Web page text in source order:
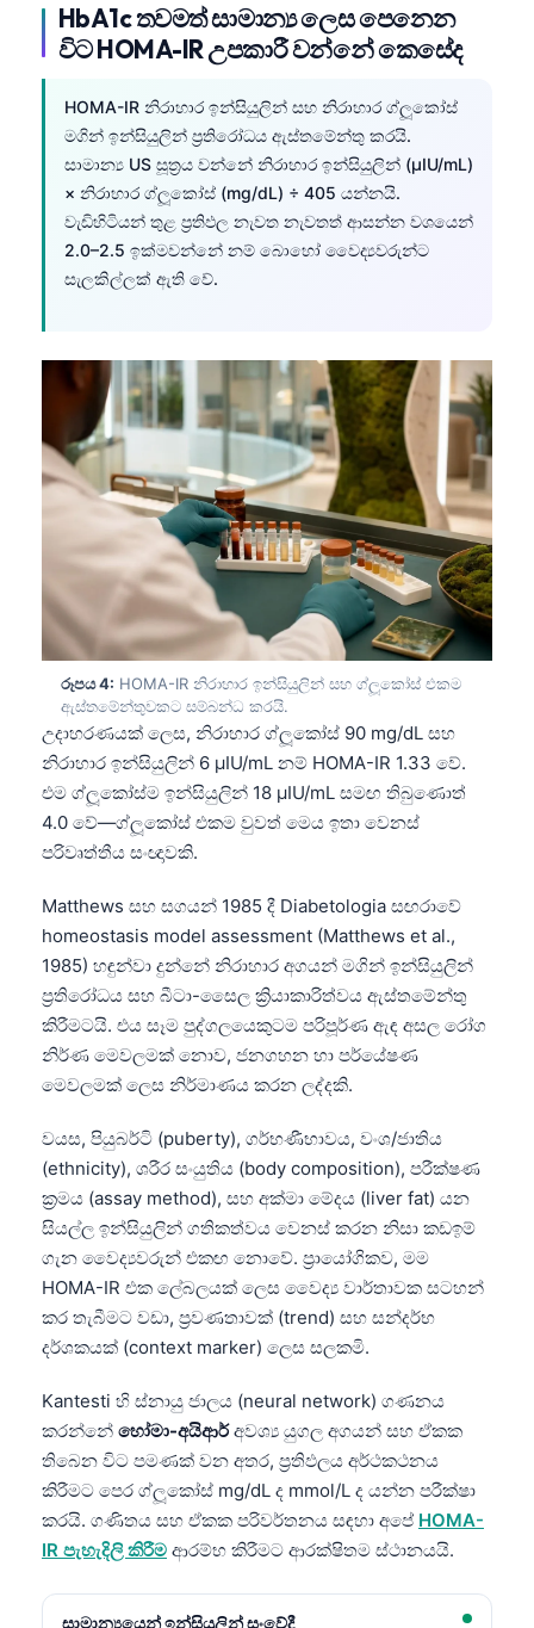
HbA1c තවමත් සාමාන්‍ය ලෙස පෙනෙන
විට HOMA-IR උපකාරී වන්නේ කෙසේද
HOMA-IR නිරාහාර ඉන්සියුලින් සහ නිරාහාර ග්ලූකෝස්
මගින් ඉන්සියුලින් ප්‍රතිරෝධය ඇස්තමේන්තු කරයි.
සාමාන්‍ය US සූත්‍රය වන්නේ නිරාහාර ඉන්සියුලින් (µIU/mL)
× නිරාහාර ග්ලූකෝස් (mg/dL) ÷ 405 යන්නයි.
වැඩිහිටියන් තුළ ප්‍රතිඵල නැවත නැවතත් ආසන්න වශයෙන්
2.0–2.5 ඉක්මවන්නේ නම් බොහෝ වෛද්‍යවරුන්ට
සැලකිල්ලක් ඇති වේ.
රූපය 4: HOMA-IR නිරාහාර ඉන්සියුලින් සහ ග්ලූකෝස් එකම
ඇස්තමේන්තුවකට සම්බන්ධ කරයි.
උදාහරණයක් ලෙස, නිරාහාර ග්ලූකෝස් 90 mg/dL සහ
නිරාහාර ඉන්සියුලින් 6 µIU/mL නම් HOMA-IR 1.33 වේ.
එම ග්ලූකෝස්ම ඉන්සියුලින් 18 µIU/mL සමඟ තිබුණොත්
4.0 වේ—ග්ලූකෝස් එකම වුවත් මෙය ඉතා වෙනස්
පරිවෘත්තීය සංඥාවකි.
Matthews සහ සගයන් 1985 දී Diabetologia සඟරාවේ
homeostasis model assessment (Matthews et al.,
1985) හඳුන්වා දුන්නේ නිරාහාර අගයන් මගින් ඉන්සියුලින්
ප්‍රතිරෝධය සහ බීටා-සෛල ක්‍රියාකාරිත්වය ඇස්තමේන්තු
කිරීමටයි. එය සෑම පුද්ගලයෙකුටම පරිපූර්ණ ඇඳ අසල රෝග
නිර්ණ මෙවලමක් නොව, ජනගහන හා පර්යේෂණ
මෙවලමක් ලෙස නිර්මාණය කරන ලද්දකි.
වයස, පියුබර්ටි (puberty), ගර්භණීභාවය, වංශ/ජාතිය
(ethnicity), ශරීර සංයුතිය (body composition), පරීක්ෂණ
ක්‍රමය (assay method), සහ අක්මා මේදය (liver fat) යන
සියල්ල ඉන්සියුලින් ගතිකත්වය වෙනස් කරන නිසා කඩඉම්
ගැන වෛද්‍යවරුන් එකඟ නොවේ. ප්‍රායෝගිකව, මම
HOMA-IR එක ලේබලයක් ලෙස වෛද්‍ය වාර්තාවක සටහන්
කර තැබීමට වඩා, ප්‍රවණතාවක් (trend) සහ සන්දර්භ
දර්ශකයක් (context marker) ලෙස සලකමි.
Kantesti හි ස්නායු ජාලය (neural network) ගණනය
කරන්නේ හෝමා-අයිආර්අවශ්‍ය යුගල අගයන් සහ ඒකක
තිබෙන විට පමණක් වන අතර, ප්‍රතිඵලය අර්ථකථනය
කිරීමට පෙර ග්ලූකෝස් mg/dL ද mmol/L ද යන්න පරීක්ෂා
කරයි. ගණිතය සහ ඒකක පරිවර්තනය සඳහා අපේ HOMA-
IR පැහැදිලි කිරීම ආරම්භ කිරීමට ආරක්ෂිතම ස්ථානයයි.
සාමාන්‍යයෙන් ඉන්සියුලින් සංවේදී